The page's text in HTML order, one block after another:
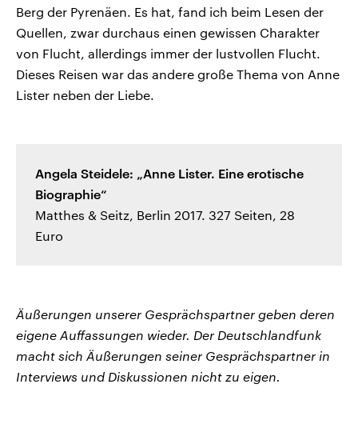
Berg der Pyrenäen. Es hat, fand ich beim Lesen der
Quellen, zwar durchaus einen gewissen Charakter
von Flucht, allerdings immer der lustvollen Flucht.
Dieses Reisen war das andere große Thema von Anne
Lister neben der Liebe.
Angela Steidele: „Anne Lister. Eine erotische
Biographie“
Matthes & Seitz, Berlin 2017. 327 Seiten, 28
Euro
Äußerungen unserer Gesprächspartner geben deren
eigene Auffassungen wieder. Der Deutschlandfunk
macht sich Äußerungen seiner Gesprächspartner in
Interviews und Diskussionen nicht zu eigen.